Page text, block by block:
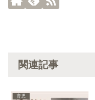
関連記事
育児